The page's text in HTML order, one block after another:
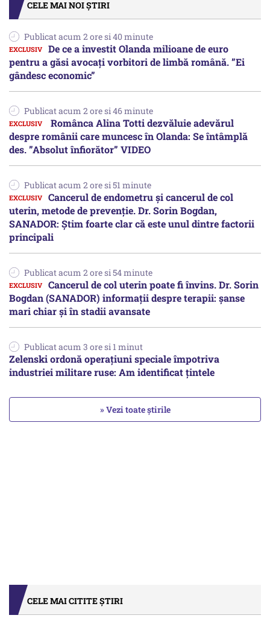
CELE MAI NOI ȘTIRI
Publicat acum 2 ore si 40 minute
De ce a investit Olanda milioane de euro
pentru a găsi avocați vorbitori de limbă română. ”Ei
gândesc economic”
Publicat acum 2 ore si 46 minute
Românca Alina Totti dezvăluie adevărul
despre românii care muncesc în Olanda: Se întâmplă
des. ”Absolut înfiorător” VIDEO
Publicat acum 2 ore si 51 minute
Cancerul de endometru și cancerul de col
uterin, metode de prevenție. Dr. Sorin Bogdan,
SANADOR: Știm foarte clar că este unul dintre factorii
principali
Publicat acum 2 ore si 54 minute
Cancerul de col uterin poate fi învins. Dr. Sorin
Bogdan (SANADOR) informații despre terapii: șanse
mari chiar și în stadii avansate
Publicat acum 3 ore si 1 minut
Zelenski ordonă operațiuni speciale împotriva
industriei militare ruse: Am identificat țintele
» Vezi toate știrile
CELE MAI CITITE ȘTIRI